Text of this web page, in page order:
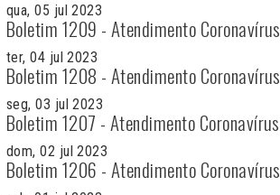
qua, 05 jul 2023
Boletim 1209 - Atendimento Coronavírus
ter, 04 jul 2023
Boletim 1208 - Atendimento Coronavírus
seg, 03 jul 2023
Boletim 1207 - Atendimento Coronavírus
dom, 02 jul 2023
Boletim 1206 - Atendimento Coronavírus